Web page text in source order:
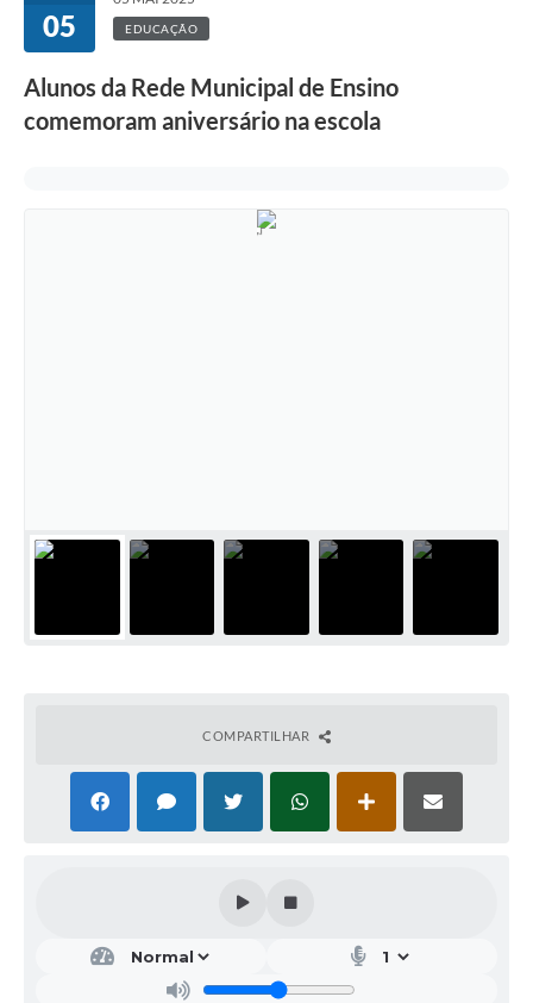
05 EDUCAÇÃO
Alunos da Rede Municipal de Ensino
comemoram aniversário na escola
COMPARTILHAR